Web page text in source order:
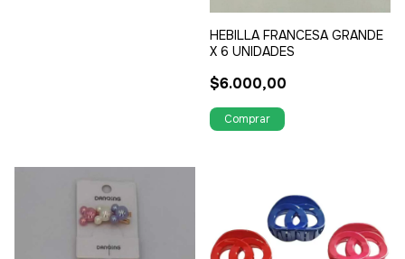
HEBILLA FRANCESA GRANDE
X 6 UNIDADES
$6.000,00